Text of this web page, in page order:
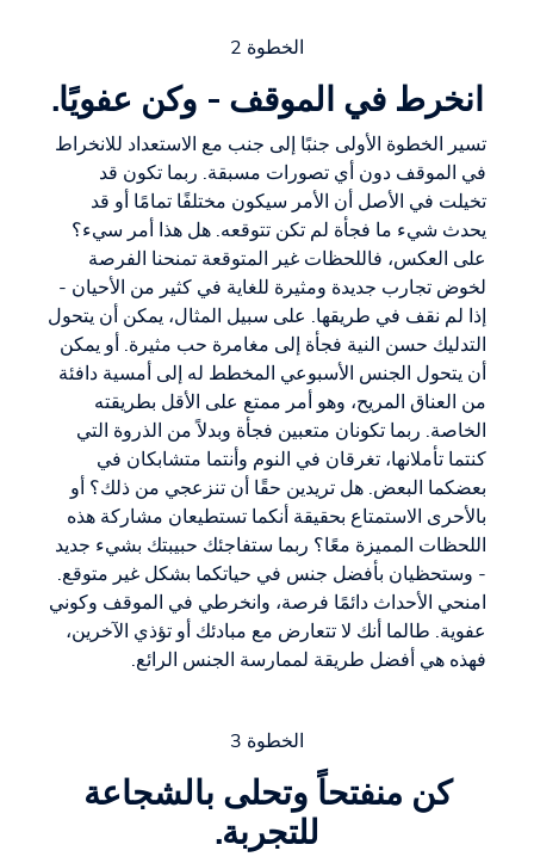
الخطوة 2
انخرط في الموقف - وكن عفويًا.
تسير الخطوة الأولى جنبًا إلى جنب مع الاستعداد للانخراط
في الموقف دون أي تصورات مسبقة. ربما تكون قد
تخيلت في الأصل أن الأمر سيكون مختلفًا تمامًا أو قد
يحدث شيء ما فجأة لم تكن تتوقعه. هل هذا أمر سيء؟
على العكس، فاللحظات غير المتوقعة تمنحنا الفرصة
لخوض تجارب جديدة ومثيرة للغاية في كثير من الأحيان -
إذا لم نقف في طريقها. على سبيل المثال، يمكن أن يتحول
التدليك حسن النية فجأة إلى مغامرة حب مثيرة. أو يمكن
أن يتحول الجنس الأسبوعي المخطط له إلى أمسية دافئة
من العناق المريح، وهو أمر ممتع على الأقل بطريقته
الخاصة. ربما تكونان متعبين فجأة وبدلاً من الذروة التي
كنتما تأملانها، تغرقان في النوم وأنتما متشابكان في
بعضكما البعض. هل تريدين حقًا أن تنزعجي من ذلك؟ أو
بالأحرى الاستمتاع بحقيقة أنكما تستطيعان مشاركة هذه
اللحظات المميزة معًا؟ ربما ستفاجئك حبيبتك بشيء جديد
- وستحظيان بأفضل جنس في حياتكما بشكل غير متوقع.
امنحي الأحداث دائمًا فرصة، وانخرطي في الموقف وكوني
عفوية. طالما أنك لا تتعارض مع مبادئك أو تؤذي الآخرين،
فهذه هي أفضل طريقة لممارسة الجنس الرائع.
الخطوة 3
كن منفتحاً وتحلى بالشجاعة
للتجربة.